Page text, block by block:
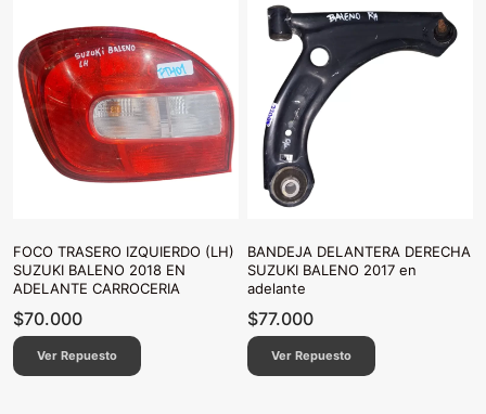
FOCO TRASERO IZQUIERDO (LH)
SUZUKI BALENO 2018 EN
ADELANTE CARROCERIA
$70.000
Ver Repuesto
BANDEJA DELANTERA DERECHA
SUZUKI BALENO 2017 en
adelante
$77.000
Ver Repuesto